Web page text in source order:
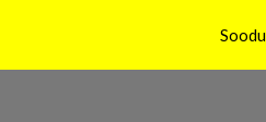
Skip to main